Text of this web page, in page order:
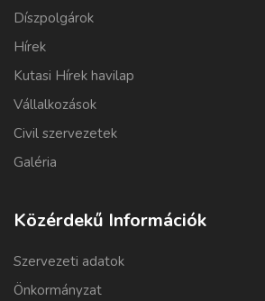
Díszpolgárok
Hírek
Kutasi Hírek havilap
Vállalkozások
Civil szervezetek
Galéria
Közérdekű Információk
Szervezeti adatok
Önkormányzat